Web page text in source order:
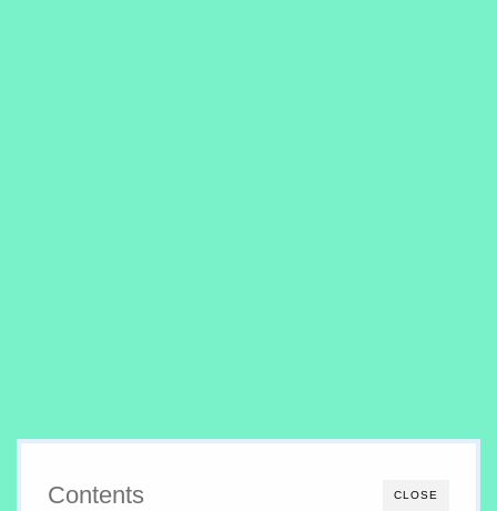
CLOSE
Contents